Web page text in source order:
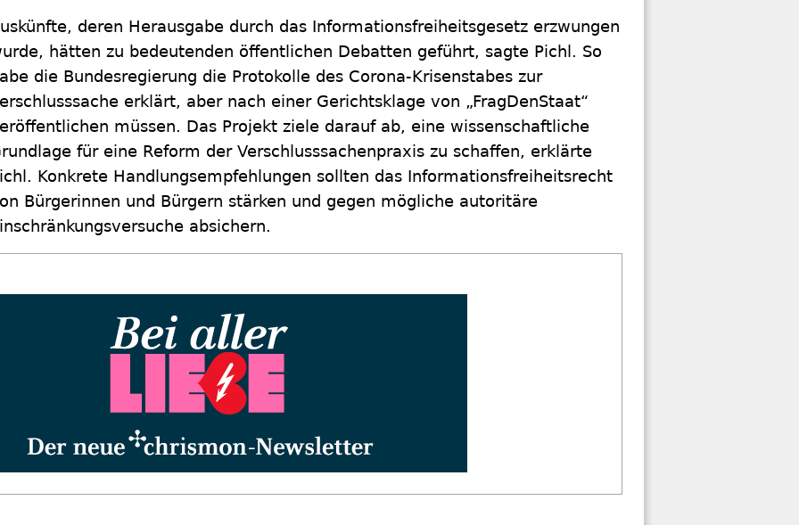
deren Herausgabe durch das Informationsfreiheitsgesetz erzwungen
hätten zu bedeutenden öffentlichen Debatten geführt, sagte Pichl. So
die Bundesregierung die Protokolle des Corona-Krisenstabes zur
erklärt, aber nach einer Gerichtsklage von „FragDenStaat“
müssen. Das Projekt ziele darauf ab, eine wissenschaftliche
für eine Reform der Verschlusssachenpraxis zu schaffen, erklärte
Konkrete Handlungsempfehlungen sollten das Informationsfreiheitsrecht
Bürgerinnen und Bürgern stärken und gegen mögliche autoritäre
absichern.